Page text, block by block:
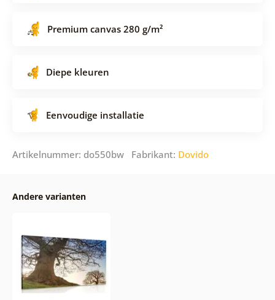
Premium canvas 280 g/m²
Diepe kleuren
Eenvoudige installatie
Artikelnummer: do550bw Fabrikant: Dovido
Andere varianten